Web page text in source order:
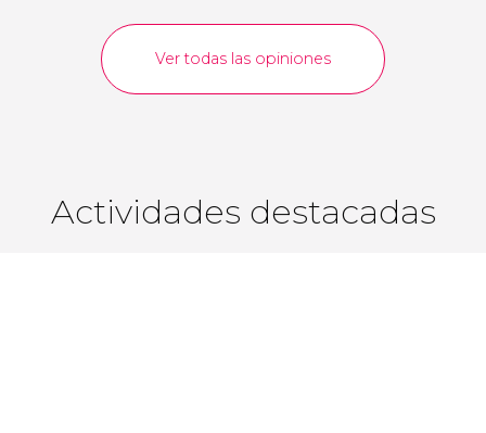
Ver todas las opiniones
Actividades destacadas